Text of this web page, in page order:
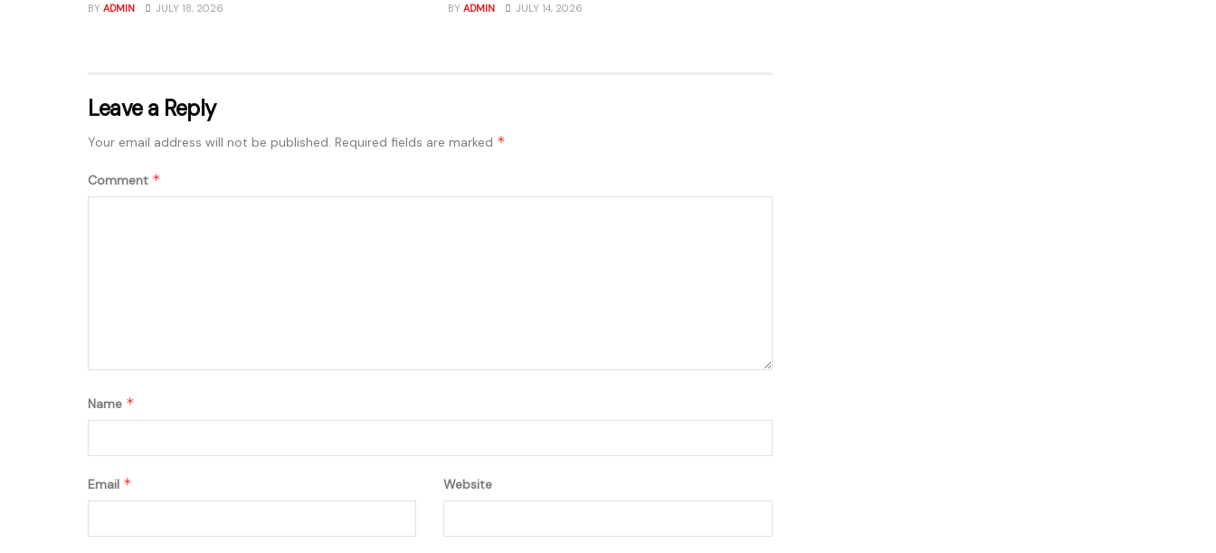
BY ADMIN JULY 18, 2026 BY ADMIN JULY 14, 2026
Leave a Reply
Your email address will not be published. Required fields are marked *
Comment *
Name *
Email * Website